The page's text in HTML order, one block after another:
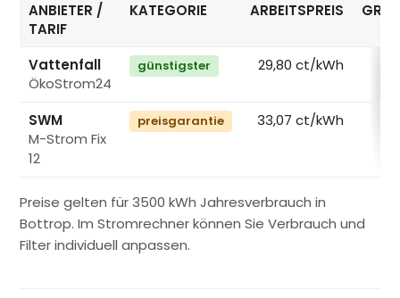
ANBIETER /
TARIF
KATEGORIE ARBEITSPREIS
Vattenfall
ÖkoStrom24
günstigster
29,80 ct/kWh
SWM
M-Strom Fix
12
preisgarantie
33,07 ct/kWh
Preise gelten für 3500 kWh Jahresverbrauch in
Bottrop. Im Stromrechner können Sie Verbrauch und
Filter individuell anpassen.